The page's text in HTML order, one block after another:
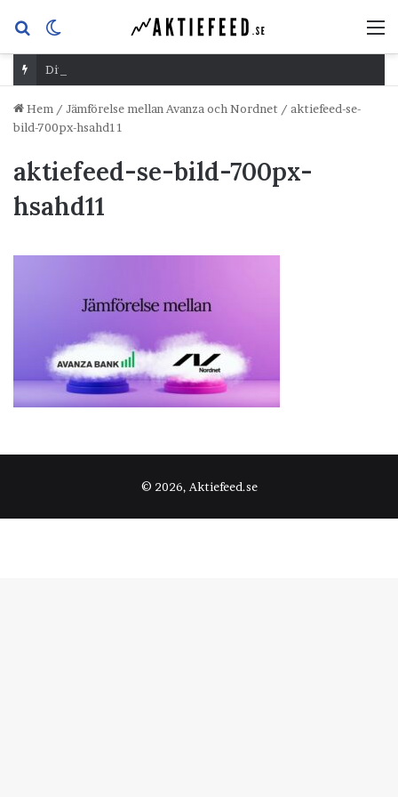
Sök
efterskin
Dividend Overshoot Day
Hem / Jämförelse mellan Avanza och Nordnet / aktiefeed-se-
bild-700px-hsahd11
aktiefeed-se-bild-700px-
hsahd11
© 2026, Aktiefeed.se